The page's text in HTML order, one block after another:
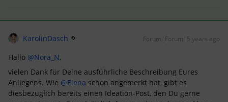
KarolinDasch Forum|Forum|5 years ago
Hallo @Nora_N,
vielen Dank für Deine ausführliche Beschreibung Eures
Anliegens. Wie @Elena schon angemerkt hat, gibt es
diesbezüglich bereits einen Ideation-Post, den Du gerne